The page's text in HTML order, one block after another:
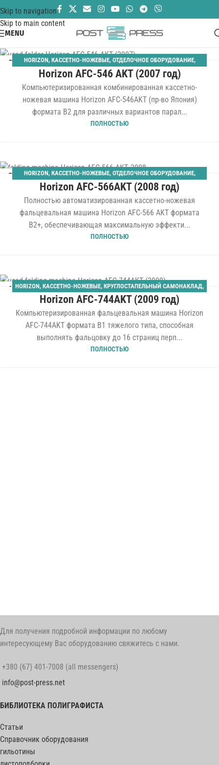
Skip to navigation
Skip to main content
MENU
03 HORIZON, КАССЕТНО-НОЖЕВЫЕ, ОТДЕЛОЧНОЕ ОБОРУДОВАНИЕ,
ПЛОСКОСТАПЕЛЬНЫЙ САМОНАКЛАД ,ФАЛЬЦЕВАЛЬНЫЕ
Horizon AFC-546 AKT (2007 год)
Компьютеризированная комбинированная кассетно-
ножевая машина Horizon AFC-546AKT (пр-во Япония)
формата B2 для различных вариантов парал...
ПОЛНОСТЬЮ
30 HORIZON, КАССЕТНО-НОЖЕВЫЕ, ОТДЕЛОЧНОЕ ОБОРУДОВАНИЕ,
ПЛОСКОСТАПЕЛЬНЫЙ САМОНАКЛАД ,ФАЛЬЦЕВАЛЬНЫЕ
Horizon AFC-566AKT (2008 год)
Полностью автоматизированная кассетно-ножевая
фальцевальная машина Horizon AFC-566 AKT формата
B2+, обеспечивающая максимальную эффекти...
ПОЛНОСТЬЮ
10HORIZON, КАССЕТНО-НОЖЕВЫЕ, КРУГЛОСТАПЕЛЬНЫЙ САМОНАКЛАД,
ПЕРЕПЛЁТНОЕ ОБОРУДОВАНИЕ,ФАЛЬЦЕВАЛЬНЫЕ
Horizon AFC-744AKT (2009 год)
Компьютеризированная фальцевальная машина Horizon
AFC-744AKT формата B1 тяжелого типа, способная
выполнять фальцовку до 16 страниц перп...
ПОЛНОСТЬЮ
Для получения подробной информации по любому
интересующему Вас оборудованию свяжитесь с нами.
+380 (67) 401-7008 (all messengers)
info@post-press.net
БИБЛИОТЕКА ПОЛИГРАФИСТА
Статьи
Справочник оборудования
гильотины